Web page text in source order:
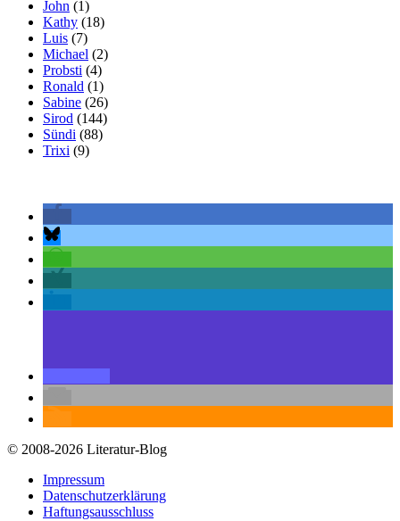
John (1)
Kathy (18)
Luis (7)
Michael (2)
Probsti (4)
Ronald (1)
Sabine (26)
Sirod (144)
Sündi (88)
Trixi (9)
© 2008-2026 Literatur-Blog
Impressum
Datenschutzerklärung
Haftungsausschluss